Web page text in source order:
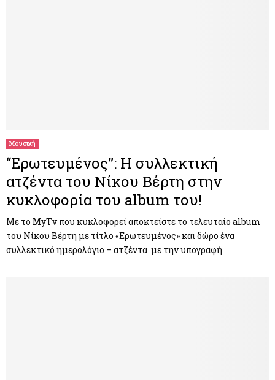
Μουσική
“Ερωτευμένος”: Η συλλεκτική
ατζέντα του Νίκου Βέρτη στην
κυκλοφορία του album του!
Με το MyTv που κυκλοφορεί αποκτείστε το τελευταίο album
του Νίκου Βέρτη με τίτλο «Ερωτευμένος» και δώρο ένα
συλλεκτικό ημερολόγιο – ατζέντα με την υπογραφή